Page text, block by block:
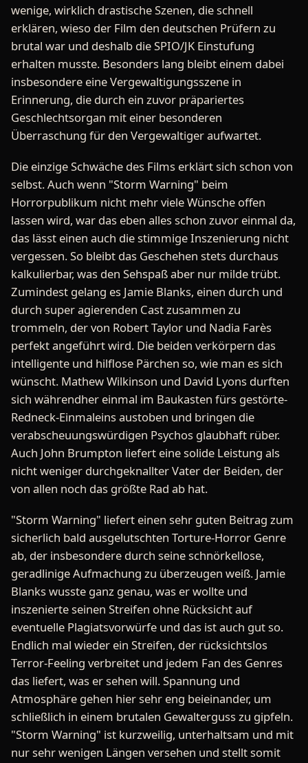
wenige, wirklich drastische Szenen, die schnell
erklären, wieso der Film den deutschen Prüfern zu
brutal war und deshalb die SPIO/JK Einstufung
erhalten musste. Besonders lang bleibt einem dabei
insbesondere eine Vergewaltigungsszene in
Erinnerung, die durch ein zuvor präpariertes
Geschlechtsorgan mit einer besonderen
Überraschung für den Vergewaltiger aufwartet.
Die einzige Schwäche des Films erklärt sich schon von
selbst. Auch wenn "Storm Warning" beim
Horrorpublikum nicht mehr viele Wünsche offen
lassen wird, war das eben alles schon zuvor einmal da,
das lässt einen auch die stimmige Inszenierung nicht
vergessen. So bleibt das Geschehen stets durchaus
kalkulierbar, was den Sehspaß aber nur milde trübt.
Zumindest gelang es Jamie Blanks, einen durch und
durch super agierenden Cast zusammen zu
trommeln, der von Robert Taylor und Nadia Farès
perfekt angeführt wird. Die beiden verkörpern das
intelligente und hilflose Pärchen so, wie man es sich
wünscht. Mathew Wilkinson und David Lyons durften
sich währendher einmal im Baukasten fürs gestörte-
Redneck-Einmaleins austoben und bringen die
verabscheuungswürdigen Psychos glaubhaft rüber.
Auch John Brumpton liefert eine solide Leistung als
nicht weniger durchgeknallter Vater der Beiden, der
von allen noch das größte Rad ab hat.
"Storm Warning" liefert einen sehr guten Beitrag zum
sicherlich bald ausgelutschten Torture-Horror Genre
ab, der insbesondere durch seine schnörkellose,
geradlinige Aufmachung zu überzeugen weiß. Jamie
Blanks wusste ganz genau, was er wollte und
inszenierte seinen Streifen ohne Rücksicht auf
eventuelle Plagiatsvorwürfe und das ist auch gut so.
Endlich mal wieder ein Streifen, der rücksichtslos
Terror-Feeling verbreitet und jedem Fan des Genres
das liefert, was er sehen will. Spannung und
Atmosphäre gehen hier sehr eng beieinander, um
schließlich in einem brutalen Gewalterguss zu gipfeln.
"Storm Warning" ist kurzweilig, unterhaltsam und mit
nur sehr wenigen Längen versehen und stellt somit